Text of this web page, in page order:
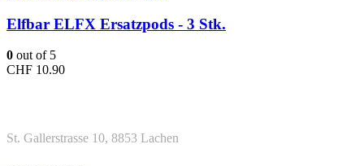
Elfbar ELFX Ersatzpods - 3 Stk.
0 out of 5
CHF 10.90
St. Gallerstrasse 10, 8853 Lachen